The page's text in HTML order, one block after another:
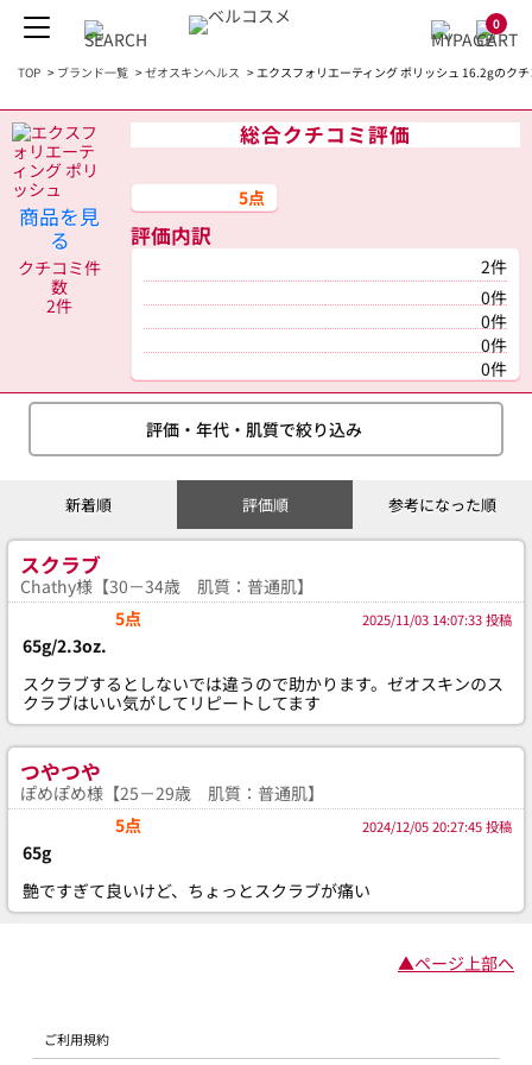
0
TOP > ブランド一覧 >ゼオスキンヘルス > エクスフォリエーティング ポリッシュ 16.2gのク
商品を見
る
クチコミ件
数
2件
総合クチコミ評価
5点
評価内訳
2件
0件
0件
0件
0件
評価・年代・肌質で絞り込み
新着順 評価順 参考になった順
スクラブ
Chathy様【30－34歳 肌質：普通肌】
5点
2025/11/03 14:07:33 投稿
65g/2.3oz.
スクラブするとしないでは違うので助かります。ゼオスキンのス
クラブはいい気がしてリピートしてます
つやつや
ぽめぽめ様【25－29歳 肌質：普通肌】
5点
2024/12/05 20:27:45 投稿
65g
艶ですぎて良いけど、ちょっとスクラブが痛い
▲ページ上部へ
ご利用規約